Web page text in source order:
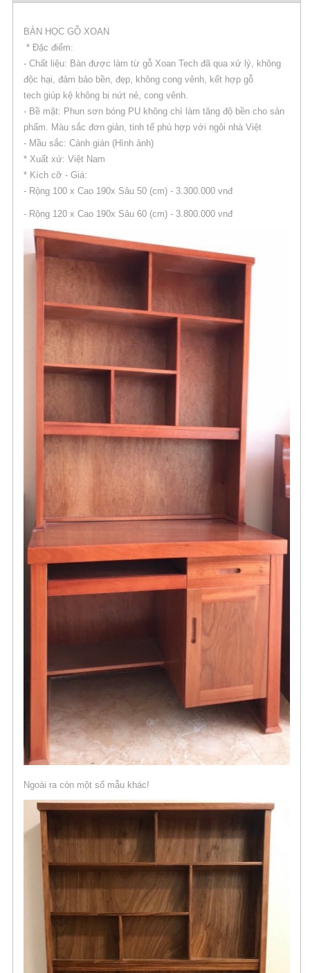
BÀN HỌC GỖ XOAN
* Đặc điểm:
- Chất liệu: Bàn được làm từ gỗ Xoan Tech đã qua xử lý, không
độc hại, đảm bảo bền, đẹp, không cong vênh, kết hợp gỗ
tech giúp kệ không bị nứt nẻ, cong vênh.
- Bề mặt: Phun sơn bóng PU không chì làm tăng độ bền cho sản
phẩm. Màu sắc đơn giản, tinh tế phù hợp với ngôi nhà Việt
- Mầu sắc: Cánh gián (Hình ảnh)
* Xuất xứ: Việt Nam
* Kích cỡ - Giá:
- Rộng 100 x Cao 190x Sâu 50 (cm) - 3.300.000 vnđ
- Rộng 120 x Cao 190x Sâu 60 (cm) - 3.800.000 vnđ
Ngoài ra còn một số mẫu khác!